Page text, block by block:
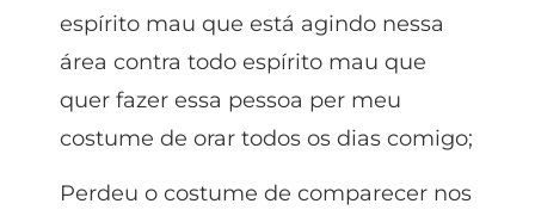
espírito mau que está agindo nessa
área contra todo espírito mau que
quer fazer essa pessoa per meu
costume de orar todos os dias comigo;
Perdeu o costume de comparecer nos